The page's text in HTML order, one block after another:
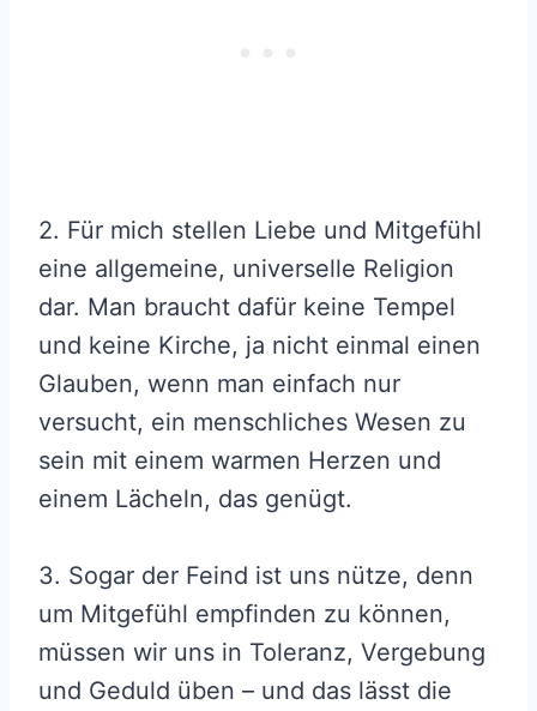
2. Für mich stellen Liebe und Mitgefühl
eine allgemeine, universelle Religion
dar. Man braucht dafür keine Tempel
und keine Kirche, ja nicht einmal einen
Glauben, wenn man einfach nur
versucht, ein menschliches Wesen zu
sein mit einem warmen Herzen und
einem Lächeln, das genügt.
3. Sogar der Feind ist uns nütze, denn
um Mitgefühl empfinden zu können,
müssen wir uns in Toleranz, Vergebung
und Geduld üben – und das lässt die